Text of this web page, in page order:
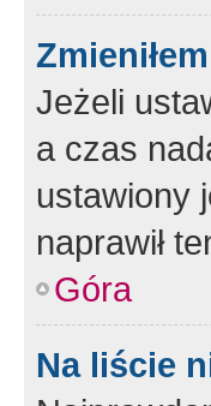
Jeżeli
a czas
ustawiony
naprawił
Góra
Na liście